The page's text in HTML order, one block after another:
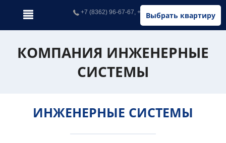
Выбрать квартиру
+7 (8362) 96-67-67, +7 (902) 326-67-67
КОМПАНИЯ ИНЖЕНЕРНЫЕ
СИСТЕМЫ
ИНЖЕНЕРНЫЕ СИСТЕМЫ